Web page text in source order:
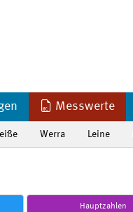
Messwerte
Werra Leine
Hauptzahlen